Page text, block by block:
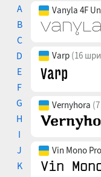
A
B
C
D
E
F
G
H
I
J
K
Vanyla 4F
Varp (16
Vernyhora
Vin Mono Pro